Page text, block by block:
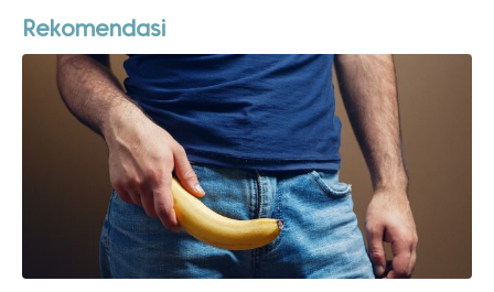
Rekomendasi